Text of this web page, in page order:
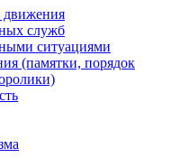
движения
служб
ситуациями
(памятки, порядок